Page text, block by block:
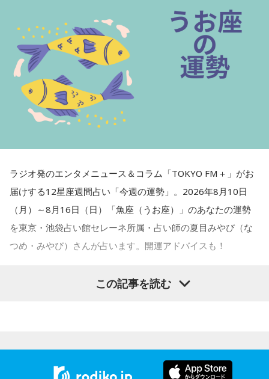
「1年や2年なら持たせてみせるみたいなね」
く高齢者も対象に含め、広く支援する制度にすると言いま
す。これは上念さんはどうお考えでしょう」
上念「これはだから公約通りですよね。給付付き税額控除を
やると。それと合わせて消費税の減税も考えると」
寺島「まあ、つなぎでね」
「これをやったら消費税は元に戻しますということで。
一応これで、2年後に必ず戻すと言ったことは大義名分が立つ
歩譲って――本当は歳出削減でやるべきだと思いますけど
――財源ということになっても2年持ちゃあいいんでしょ。こ
の間の為替介入で儲かったお金でも使ったらいかがですかと
か。大体、名目GDP成長率の3倍ぐらい税収って伸びるんです
よ。最低でも2倍ぐらいはね。それをお使いになったらいかが
全然説得力を失うかと。小渕優子さん、何のために税調やめ
ラジオ発のエンタメニュース＆コラム「TOKYO FM＋」がお
届けする12星座週間占い「今週の運勢」。2026年8月10日
（月）～8月16日（日）「魚座（うお座）」のあなたの運勢
を東京・池袋占い館セレーネ所属・占い師の夏目みやび（な
つめ・みやび）さんが占います。開運アドバイスも！
く、創作料理を作ってみるといった、ひらめきを実行すると
この記事を読む